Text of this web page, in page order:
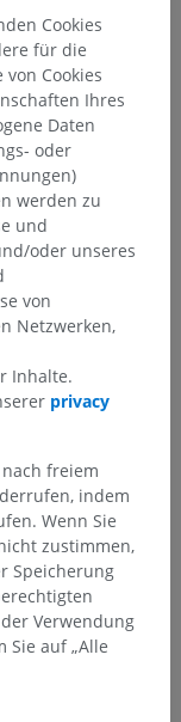
oder
Cookies
für die
Cookies
Ihres
Daten
oder
werden zu
und
oder unseres
von
Netzwerken,
Inhalte.
privacy
freiem
indem
Wenn Sie
zustimmen,
Speicherung
Verwendung
Sie auf „Alle